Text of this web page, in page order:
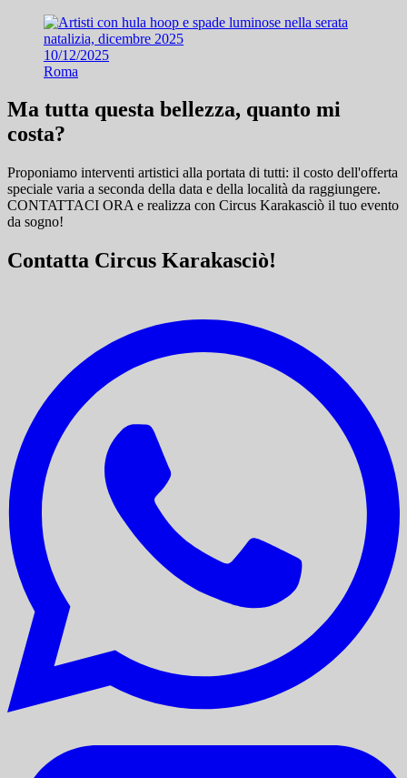
10/12/2025
Roma
Ma tutta questa bellezza, quanto mi
costa?
Proponiamo interventi artistici alla portata di tutti: il costo dell'offerta
speciale varia a seconda della data e della località da raggiungere.
CONTATTACI ORA e realizza con Circus Karakasciò il tuo evento
da sogno!
Contatta Circus Karakasciò!